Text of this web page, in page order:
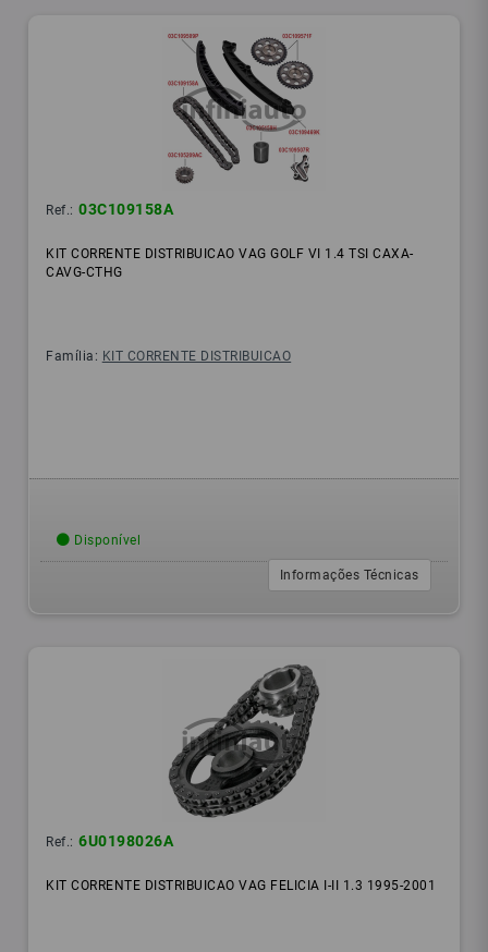
Ref.: 03C109158A
KIT CORRENTE DISTRIBUICAO VAG GOLF VI 1.4 TSI CAXA-
CAVG-CTHG
Família: KIT CORRENTE DISTRIBUICAO
Disponível
Informações Técnicas
Ref.: 6U0198026A
KIT CORRENTE DISTRIBUICAO VAG FELICIA I-II 1.3 1995-2001